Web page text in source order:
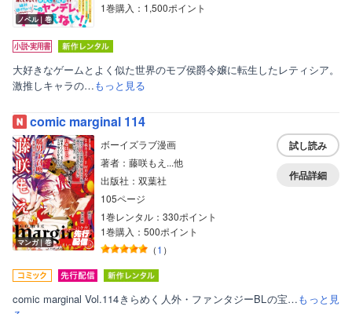
ノベル｜巻
1巻購入：1,500ポイント
大好きなゲームとよく似た世界のモブ侯爵令嬢に転生したレティシア。
激推しキャラの…もっと見る
comic marginal 114
マンガ｜巻
ボーイズラブ漫画
著者：藤咲もえ...他
出版社：双葉社
105ページ
1巻レンタル：330ポイント
1巻購入：500ポイント
（1 ）
試し読み
作品詳細
comic marginal Vol.114きらめく人外・ファンタジーBLの宝…もっと見